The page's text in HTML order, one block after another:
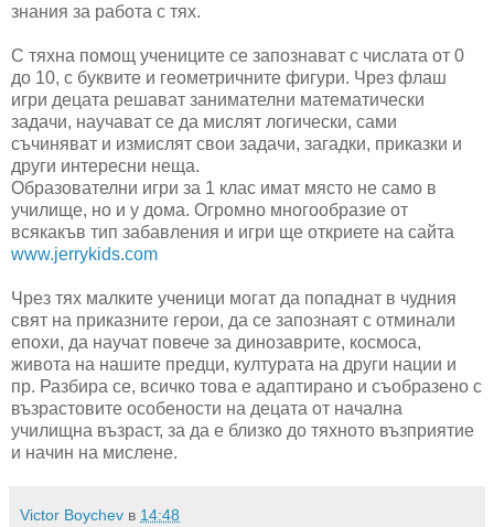
знания за работа с тях.
С тяхна помощ учениците се запознават с числата от 0
до 10, с буквите и геометричните фигури. Чрез флаш
игри децата решават занимателни математически
задачи, научават се да мислят логически, сами
съчиняват и измислят свои задачи, загадки, приказки и
други интересни неща.
Образователни игри за 1 клас имат място не само в
училище, но и у дома. Огромно многообразие от
всякакъв тип забавления и игри ще откриете на сайта
www.jerrykids.com
Чрез тях малките ученици могат да попаднат в чудния
свят на приказните герои, да се запознаят с отминали
епохи, да научат повече за динозаврите, космоса,
живота на нашите предци, културата на други нации и
пр. Разбира се, всичко това е адаптирано и съобразено с
възрастовите особености на децата от начална
училищна възраст, за да е близко до тяхното възприятие
и начин на мислене.
Victor Boychev в 14:48